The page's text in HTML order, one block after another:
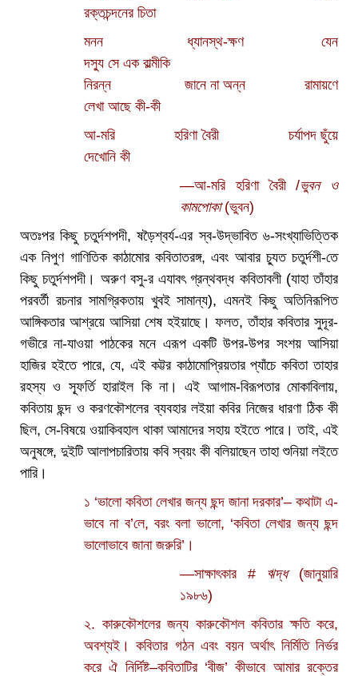
রক্তচন্দনের চিতা
মনন
ধ্যানস্থ-ক্ষণ
যেন
দস্যু সে এক বাল্মীকি
নিরন্ন
জানে না অন্ন
রামায়ণে
লেখা আছে কী-কী
আ-মরি
হরিণা বৈরী
চর্যাপদ ছুঁয়ে
দেখোনি কী
—আ-মরি হরিণা বৈরী /ভুবন ও
কামপোকা(ভুবন)
অতঃপর কিছু চতুর্দশপদী, ষড়ৈশ্বর্য-এর স্ব-উদ্ভাবিত ৬-সংখ্যাভিত্তিক
এক নিপুণ গাণিতিক কাঠামোর কবিতাতরঙ্গ, এবং আবার চ্যুত চতুর্দশী-তে
কিছু চতুর্দশপদী। অরুণ বসু-র এযাবৎ গ্রন্থবদ্ধ কবিতাবলী (যাহা তাঁহার
পরবর্তী রচনার সামগ্রিকতায় খুবই সামান্য), এমনই কিছু অতিনিরূপিত
আঙ্গিকতার আশ্রয়ে আসিয়া শেষ হইয়াছে। ফলত, তাঁহার কবিতার সুদূর-
গভীরে না-যাওয়া পাঠকের মনে এরূপ একটি উপর-উপর সংশয় আসিয়া
হাজির হইতে পারে, যে, এই কট্টর কাঠামোপ্রিয়তার প্যাঁচে কবিতা তাহার
রহস্য ও স্ফূর্তি হারাইল কি না। এই আগাম-বিরূপতার মোকাবিলায়,
কবিতায় ছন্দ ও করণকৌশলের ব্যবহার লইয়া কবির নিজের ধারণা ঠিক কী
ছিল, সে-বিষয়ে ওয়াকিবহাল থাকা আমাদের সহায় হইতে পারে। তাই, এই
অনুষঙ্গে, দুইটি আলাপচারিতায় কবি স্বয়ং কী বলিয়াছেন তাহা শুনিয়া লইতে
পারি।
১ ‘ভালো কবিতা লেখার জন্য ছন্দ জানা দরকার’– কথাটা এ-
ভাবে না ব’লে, বরং বলা ভালো, ‘কবিতা লেখার জন্য ছন্দ
ভালোভাবে জানা জরুরি’।
—সাক্ষাৎকার # ঋদ্ধ(জানুয়ারি
১৯৮৬)
২. কারুকৌশলের জন্য কারুকৌশল কবিতার ক্ষতি করে,
অবশ্যই। কবিতার গঠন এবং বয়ন অর্থাৎ নির্মিতি নির্ভর
করে ঐ নির্দিষ্ট–কবিতাটির ‘বীজ’ কীভাবে আমার রক্তের